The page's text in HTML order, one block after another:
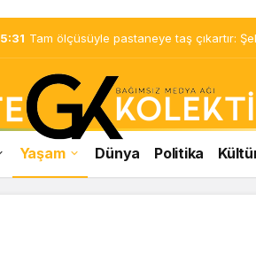
5:31 Tam ölçüsüyle pastaneye taş çıkartır:
Yaşam Dünya Politika